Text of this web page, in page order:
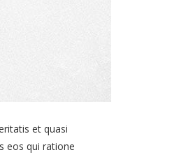
et quasi
eos qui ratione